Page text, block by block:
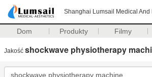
Shanghai Lumsail Medical
Dom Produkty Filmy
Jakość shockwave physiotherapy